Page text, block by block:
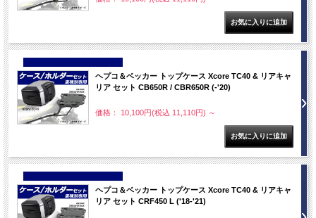
ヘプコ＆ベッカー トップケース Xcore TC40 & リアキャ
リア セット CB650R / CBR650R (-'20)
価格： 10,100円(税込 11,110円) ～
ヘプコ＆ベッカー トップケース Xcore TC40 & リアキャ
リア セット CRF450 L ('18-'21)